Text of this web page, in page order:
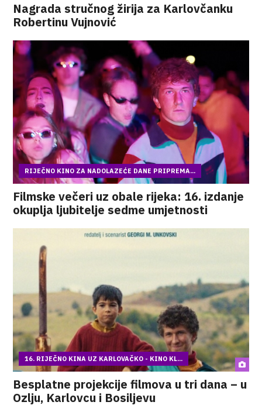
Nagrada stručnog žirija za Karlovčanku
Robertinu Vujnović
RIJEČNO KINO ZA NADOLAZEĆE DANE PRIPREMA...
Filmske večeri uz obale rijeka: 16. izdanje
okuplja ljubitelje sedme umjetnosti
16. RIJEČNO KINA UZ KARLOVAČKO - KINO KL...
Besplatne projekcije filmova u tri dana – u
Ozlju, Karlovcu i Bosiljevu